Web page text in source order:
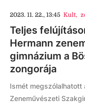
2023. 11. 22., 13:45 Kult,
Teljes
Hermann
gimnázium a
zongorája
Ismét megszólalhatott
Zeneművészeti